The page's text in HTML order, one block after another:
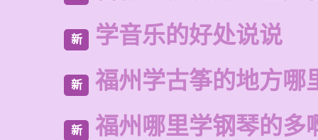
新 学音乐的好处说说
新 福州学古筝的地方哪
新 福州哪里学钢琴的多